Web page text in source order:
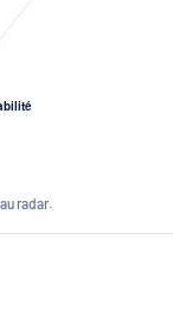
radar.